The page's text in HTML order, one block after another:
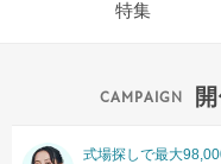
特集
式場探しで最大